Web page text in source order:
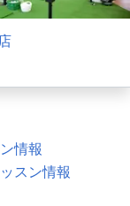
情報
スン情報